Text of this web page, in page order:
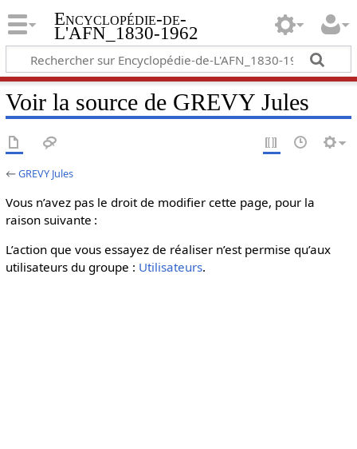
Encyclopédie-de-
L'AFN_1830-1962
Voir la source de GREVY Jules
←GREVY Jules
Vous n’avez pas le droit de modifier cette page, pour la
raison suivante :
L’action que vous essayez de réaliser n’est permise qu’aux
utilisateurs du groupe : Utilisateurs.